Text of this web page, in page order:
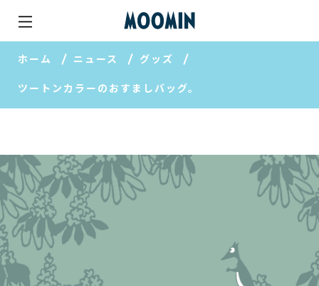
ホーム ニュース グッズ
ツートンカラーのおすましバッグ。